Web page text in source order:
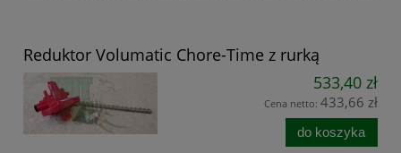
Reduktor Volumatic Chore-Time z rurką
533,40 zł
Cena netto: 433,66 zł
do koszyka